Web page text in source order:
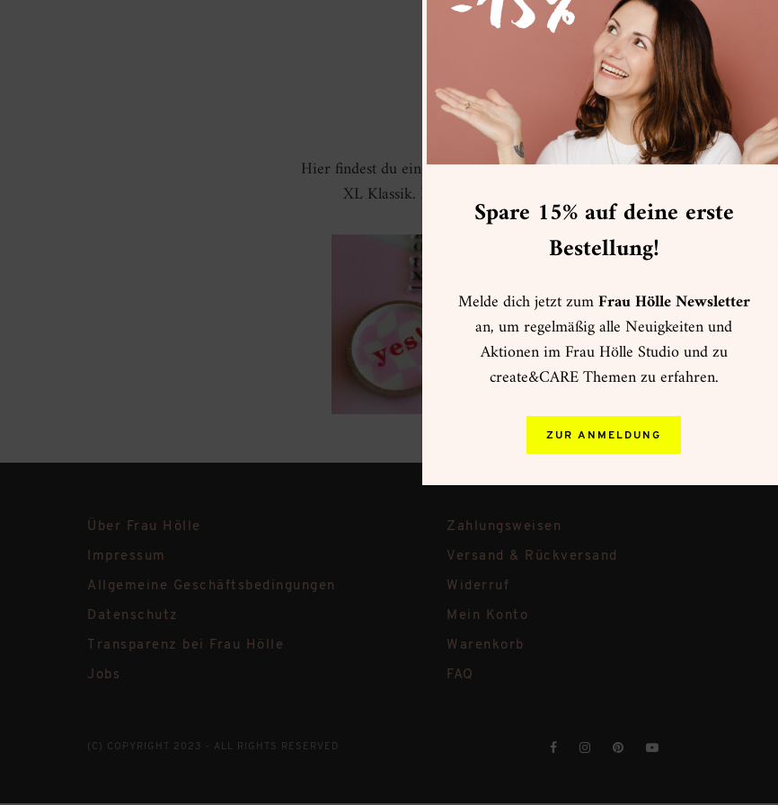
Hier findest du eineÜbersicht verschiedener Gestaltungsideenmit
XL Klassik. Die dafür verwendeten Produkte findest du im
Frau
Über Frau Hölle
Impressum
Allgemeine Geschäftsbedingungen
Datenschutz
Transparenz bei Frau Hölle
Jobs
Zahlungsweisen
Versand & Rückversand
Widerruf
Mein Konto
Warenkorb
FAQ
(C) COPYRIGHT 2023 - ALL RIGHTS RESERVED
Spare 15% auf deine erste
Bestellung!
Melde dich jetzt zumFrau Hölle Newsletter
an, um regelmäßig alle Neuigkeiten und
Aktionen im Frau Hölle Studio und zu
create&CARE Themen zu erfahren.
ZUR ANMELDUNG